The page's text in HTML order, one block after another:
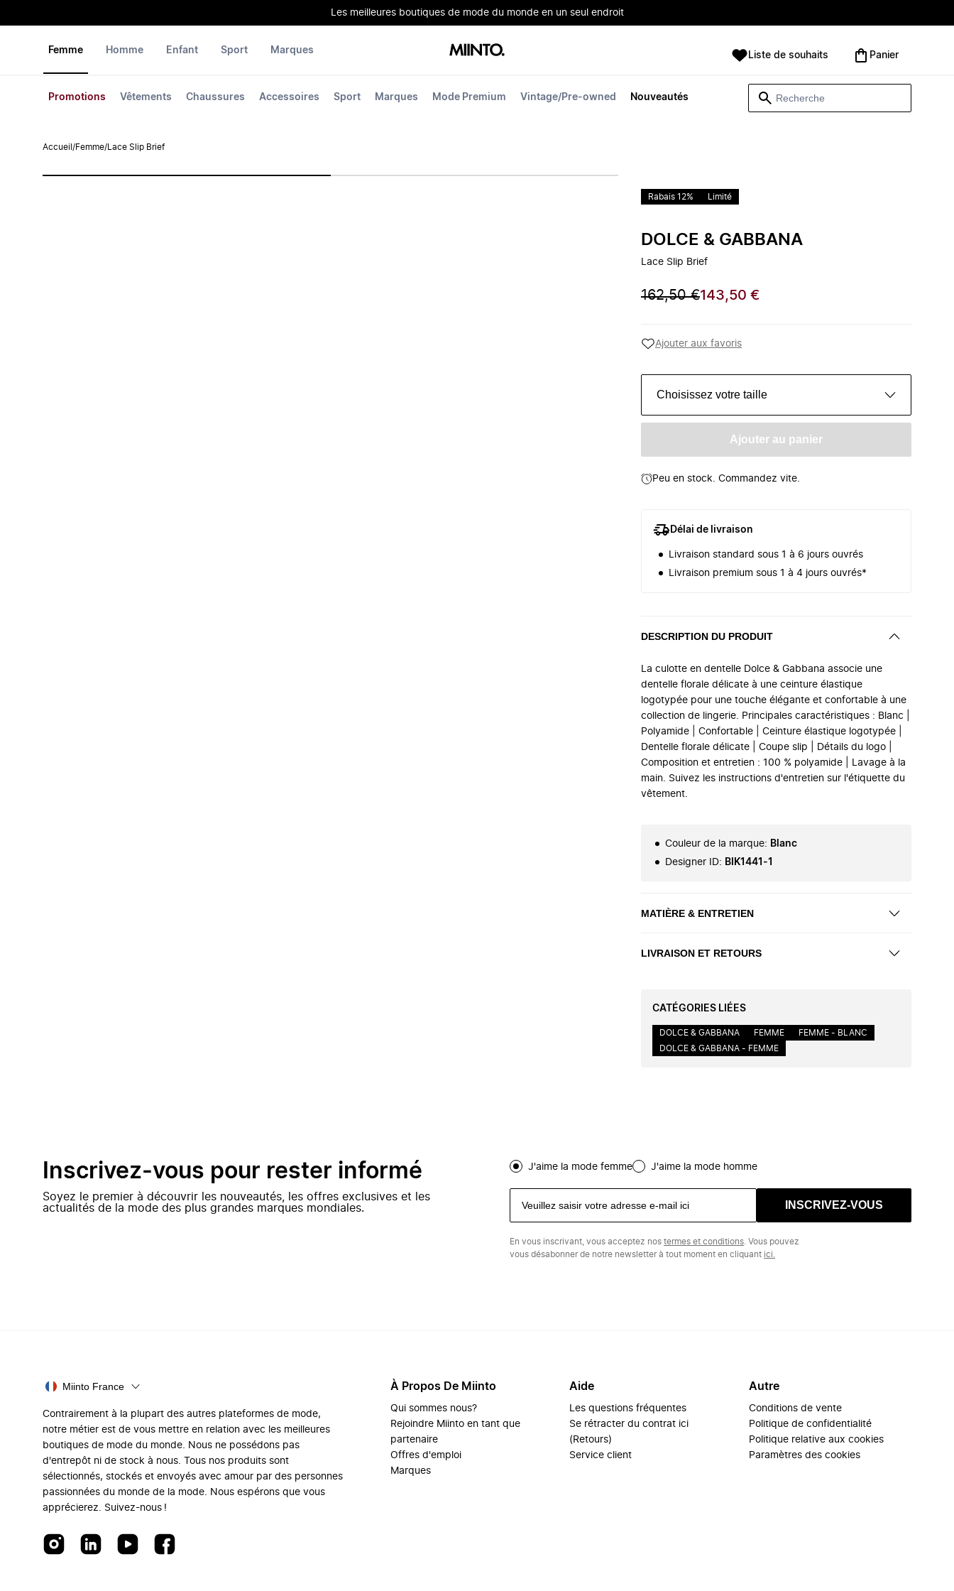
Les meilleures boutiques de mode du monde en un seul endroit
Femme
Promotions Vêtements Chaussures Accessoires Sport Marques Mode Premium Vintage/Pre-owned Nouveautés
Homme Enfant Sport Marques Liste de souhaits Panier
Accueil /Femme/ Lace Slip Brief
Rabais 12% Limité
DOLCE & GABBANA
Lace Slip Brief
162,50 €143,50 €
Ajouter aux favoris
Choisissez votre taille
Ajouter au panier
Peu en stock. Commandez vite.
Délai de livraison
Livraison standard sous 1 à 6 jours ouvrés
Livraison premium sous 1 à 4 jours ouvrés*
DESCRIPTION DU PRODUIT
La culotte en dentelle Dolce & Gabbana associe une
dentelle florale délicate à une ceinture élastique
logotypée pour une touche élégante et confortable à une
collection de lingerie. Principales caractéristiques : Blanc |
Polyamide | Confortable | Ceinture élastique logotypée |
Dentelle florale délicate | Coupe slip | Détails du logo |
Composition et entretien : 100 % polyamide | Lavage à la
main. Suivez les instructions d'entretien sur l'étiquette du
vêtement.
Couleur de la marque: Blanc
Designer ID: BIK1441-1
MATIÈRE & ENTRETIEN
LIVRAISON ET RETOURS
CATÉGORIES LIÉES
DOLCE & GABBANA FEMME
FEMME - BLANC
DOLCE & GABBANA - FEMME
Inscrivez-vous pour rester informé
Soyez le premier à découvrir les nouveautés, les offres exclusives et les
actualités de la mode des plus grandes marques mondiales.
J'aime la mode femme J'aime la mode homme
INSCRIVEZ-VOUS
En vous inscrivant, vous acceptez nos termes et conditions . Vous pouvez
vous désabonner de notre newsletter à tout moment en cliquant ici.
Miinto France
Contrairement à la plupart des autres plateformes de mode,
notre métier est de vous mettre en relation avec les meilleures
boutiques de mode du monde. Nous ne possédons pas
d'entrepôt ni de stock à nous. Tous nos produits sont
sélectionnés, stockés et envoyés avec amour par des personnes
passionnées du monde de la mode. Nous espérons que vous
apprécierez. Suivez-nous !
À Propos De Miinto
Qui sommes nous?
Rejoindre Miinto en tant que
partenaire
Offres d'emploi
Marques
Aide
Les questions fréquentes
Se rétracter du contrat ici
(Retours)
Service client
Autre
Conditions de vente
Politique de confidentialité
Politique relative aux cookies
Paramètres des cookies